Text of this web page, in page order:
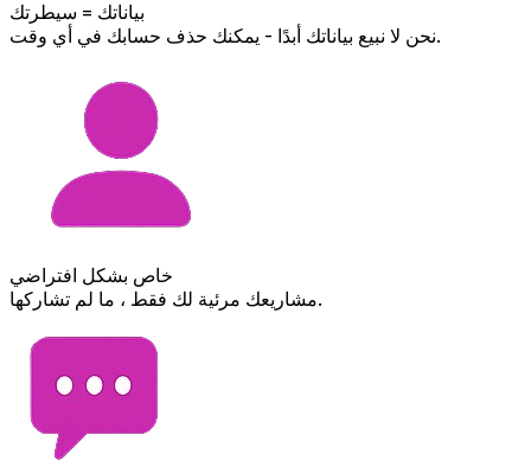
بياناتك = سيطرتك
نحن لا نبيع بياناتك أبدًا - يمكنك حذف حسابك في أي وقت.
خاص بشكل افتراضي
مشاريعك مرئية لك فقط ، ما لم تشاركها.